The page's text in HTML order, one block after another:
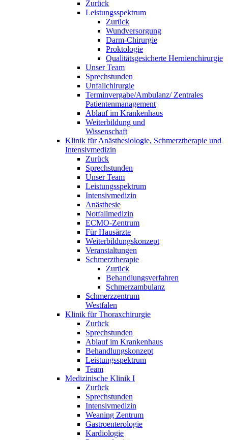
Zurück
Leistungsspektrum
Zurück
Wundversorgung
Darm-Chirurgie
Proktologie
Qualitätsgesicherte Hernienchirurgie
Unser Team
Sprechstunden
Unfallchirurgie
Terminvergabe/Ambulanz/ Zentrales
Patientenmanagement
Ablauf im Krankenhaus
Weiterbildung und
Wissenschaft
Klinik für Anästhesiologie, Schmerztherapie und
Intensivmedizin
Zurück
Sprechstunden
Unser Team
Leistungsspektrum
Intensivmedizin
Anästhesie
Notfallmedizin
ECMO-Zentrum
Für Hausärzte
Weiterbildungskonzept
Veranstaltungen
Schmerztherapie
Zurück
Behandlungsverfahren
Schmerzambulanz
Schmerzzentrum
Westfalen
Klinik für Thoraxchirurgie
Zurück
Sprechstunden
Ablauf im Krankenhaus
Behandlungskonzept
Leistungsspektrum
Team
Medizinische Klinik I
Zurück
Sprechstunden
Intensivmedizin
Weaning Zentrum
Gastroenterologie
Kardiologie